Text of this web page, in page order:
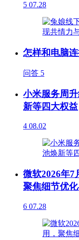
5 07.28
怎样和电脑
问答 5
小米服务周
新等四大权益
4 08.02
微软2026年7
聚焦细节优
6 07.28